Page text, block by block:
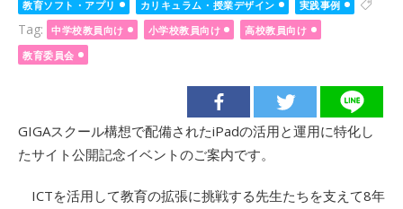
教育ソフト・アプリ
カリキュラム・授業デザイン 実践事例
Tag: 中学校教員向け 小学校教員向け
高校教員向け
教育委員会
GIGAスクール構想で配備されたiPadの活用と運用に特化し
たサイト公開記念イベントのご案内です。
ICTを活用して教育の拡張に挑戦する先生たちを支えて8年